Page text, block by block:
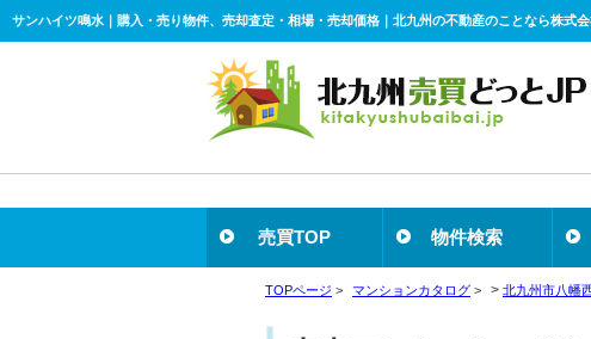
売買TOP 物件検索
TOPページ > マンションカタログ > > 北九州市八幡